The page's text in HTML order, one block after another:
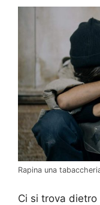
Rapina una
Ci si trova